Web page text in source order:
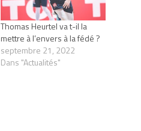
Thomas Heurtel va t-il la
mettre à l’envers à la fédé ?
septembre 21, 2022
Dans "Actualités"